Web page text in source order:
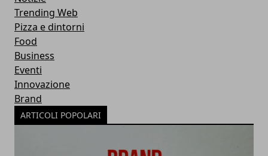
Trending Web
Pizza e dintorni
Food
Business
Eventi
Innovazione
Brand
ARTICOLI POPOLARI